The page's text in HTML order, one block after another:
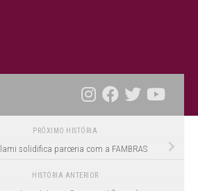
PRÓXIMO HISTÓRIA
solidifica parceria com a FAMBRAS
HISTÓRIA ANTERIOR